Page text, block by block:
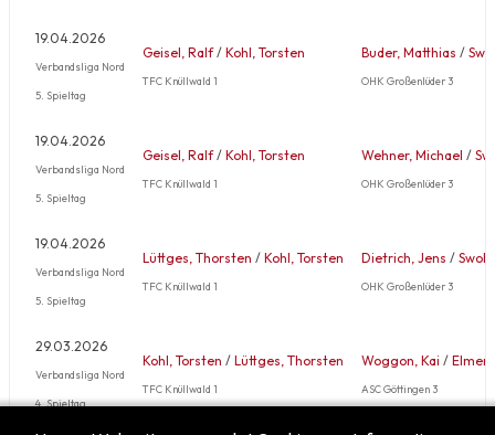
19.04.2026
Verbandsliga Nord
5. Spieltag
Geisel, Ralf/ Kohl, Torsten
TFC Knüllwald 1
Buder, Matthias /
OHK Großenlüder 3
19.04.2026
Verbandsliga Nord
5. Spieltag
Geisel, Ralf/ Kohl, Torsten
TFC Knüllwald 1
Wehner, Michael /
OHK Großenlüder 3
19.04.2026
Verbandsliga Nord
5. Spieltag
Lüttges, Thorsten / Kohl, Torsten
TFC Knüllwald 1
Dietrich, Jens /
OHK Großenlüder 3
29.03.2026
Verbandsliga Nord
4. Spieltag
Kohl, Torsten / Lüttges, Thorsten
TFC Knüllwald 1
Woggon, Kai /
ASC Göttingen 3